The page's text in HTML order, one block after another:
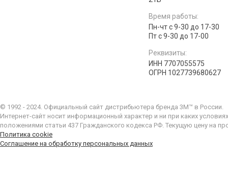
Время работы:
Пн-чт с 9-30 до 17-30
Пт с 9-30 до 17-00
Реквизиты:
ИНН 7707055575
ОГРН 1027739680627
© 1992 - 2024. Официальный сайт дистрибьютера бренда 3M™ в России.
Интернет-сайт носит информационный характер и ни при каких
положениями статьи 437 Гражданского кодекса РФ. Текущую цену на
Политика cookie
Соглашение на обработку персональных данных